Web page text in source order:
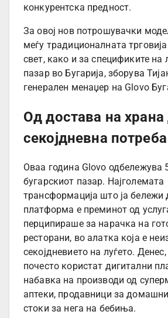
конкурентска предност.
За овој нов потрошувачки
меѓу традиционалната
свет, како и за спецификите на
пазар во Бугарија, зборува
генерален менаџер на Glovo
Од достава на храна
секојдневна потреба
Оваа година Glovo одбележува
бугарскиот пазар. Најголемата
трансформација што ја бележи
платформа е преминот од
перципираше за нарачка на
ресторани, во алатка која е
секојдневието на луѓето.
почесто користат дигитални
набавка на производи од
аптеки, продавници за
стоки за нега на бебиња.